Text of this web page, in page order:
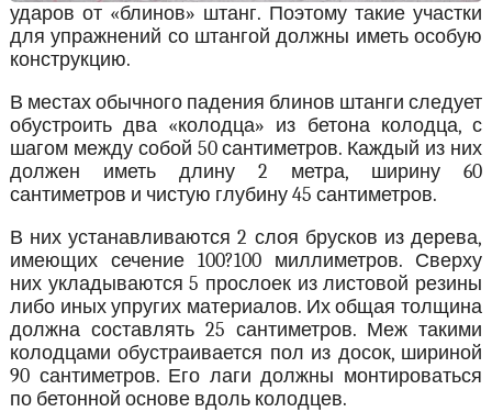
ударов от «блинов» штанг. Поэтому такие участки
для упражнений со штангой должны иметь особую
конструкцию.
В местах обычного падения блинов штанги следует
обустроить два «колодца» из бетона колодца, с
шагом между собой 50 сантиметров. Каждый из них
должен иметь длину 2 метра, ширину 60
сантиметров и чистую глубину 45 сантиметров.
В них устанавливаются 2 слоя брусков из дерева,
имеющих сечение 100?100 миллиметров. Сверху
них укладываются 5 прослоек из листовой резины
либо иных упругих материалов. Их общая толщина
должна составлять 25 сантиметров. Меж такими
колодцами обустраивается пол из досок, шириной
90 сантиметров. Его лаги должны монтироваться
по бетонной основе вдоль колодцев.